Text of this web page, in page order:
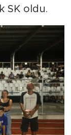
SK oldu.